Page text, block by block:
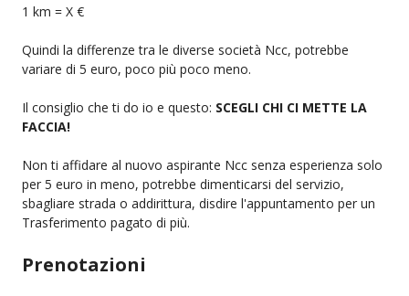
1 km = X €
Quindi la differenze tra le diverse società Ncc, potrebbe
variare di 5 euro, poco più poco meno.
Il consiglio che ti do io e questo: SCEGLI CHI CI METTE LA
FACCIA!
Non ti affidare al nuovo aspirante Ncc senza esperienza solo
per 5 euro in meno, potrebbe dimenticarsi del servizio,
sbagliare strada o addirittura, disdire l'appuntamento per un
Trasferimento pagato di più.
Prenotazioni